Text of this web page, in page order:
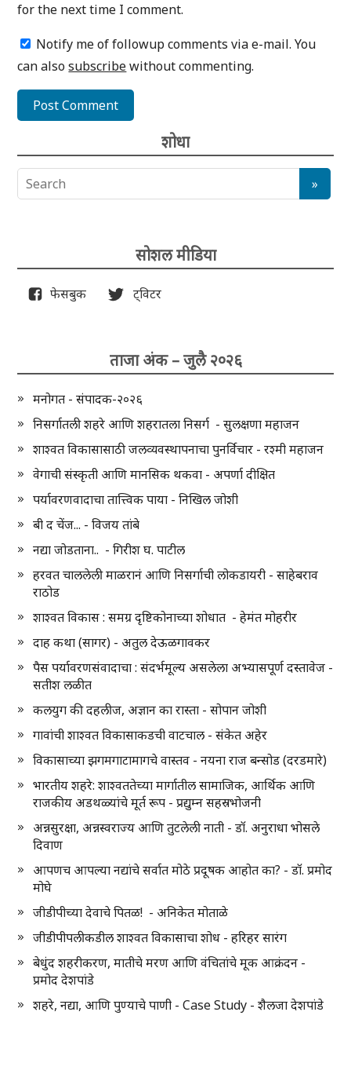
for the next time I comment.
Notify me of followup comments via e-mail. You
can alsosubscribewithout commenting.
शोधा
सोशल मीडिया
फेसबुक ट्विटर
ताजा अंक – जुलै २०२६
मनोगत - संपादक-२०२६
निसर्गातली शहरे आणि शहरातला निसर्ग - सुलक्षणा महाजन
शाश्वत विकासासाठी जलव्यवस्थापनाचा पुनर्विचार - रश्मी महाजन
वेगाची संस्कृती आणि मानसिक थकवा - अपर्णा दीक्षित
पर्यावरणवादाचा तात्त्विक पाया - निखिल जोशी
बी द चेंज... - विजय तांबे
नद्या जोडताना.. - गिरीश घ. पाटील
हरवत चाललेली माळरानं आणि निसर्गाची लोकडायरी - साहेबराव
राठोड
शाश्वत विकास : समग्र दृष्टिकोनाच्या शोधात - हेमंत मोहरीर
दाह कथा (सागर) - अतुल देऊळगावकर
पैस पर्यावरणसंवादाचा : संदर्भमूल्य असलेला अभ्यासपूर्ण दस्तावेज -
सतीश लळीत
कलयुग की दहलीज, अज्ञान का रास्ता - सोपान जोशी
गावांची शाश्वत विकासाकडची वाटचाल - संकेत अहेर
विकासाच्या झगमगाटामागचे वास्तव - नयना राज बन्सोड (दरडमारे)
भारतीय शहरे: शाश्वततेच्या मार्गातील सामाजिक, आर्थिक आणि
राजकीय अडथळ्यांचे मूर्त रूप - प्रद्युम्न सहस्रभोजनी
अन्नसुरक्षा, अन्नस्वराज्य आणि तुटलेली नाती - डॉ. अनुराधा भोसले
दिवाण
आपणच आपल्या नद्यांचे सर्वात मोठे प्रदूषक आहोत का? - डॉ. प्रमोद
मोघे
जीडीपीच्या देवाचे पितळ! - अनिकेत मोताळे
जीडीपीपलीकडील शाश्वत विकासाचा शोध - हरिहर सारंग
बेधुंद शहरीकरण, मातीचे मरण आणि वंचितांचे मूक आक्रंदन -
प्रमोद देशपांडे
शहरे, नद्या, आणि पुण्याचे पाणी - Case Study - शैलजा देशपांडे